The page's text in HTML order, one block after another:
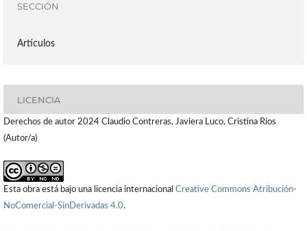
SECCIÓN
Artículos
LICENCIA
Derechos de autor 2024 Claudio Contreras, Javiera Luco, Cristina Ríos
(Autor/a)
Esta obra está bajo una licencia internacional Creative Commons Atribución-
NoComercial-SinDerivadas 4.0.